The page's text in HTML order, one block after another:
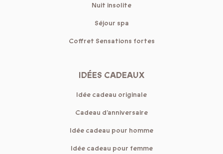
Nuit insolite
Séjour spa
Coffret Sensations fortes
IDÉES CADEAUX
Idée cadeau originale
Cadeau d’anniversaire
Idée cadeau pour homme
Idée cadeau pour femme